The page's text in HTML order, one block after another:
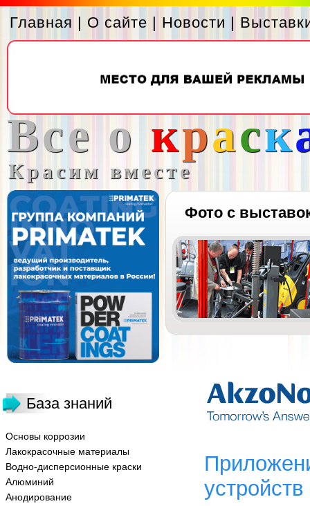
Главная | О сайте | Новости |
Все о краск
Красим вместе
Фото с
База знаний
Основы коррозии
Лакокрасочные материалы
Водно-дисперсионные краски
Алюминий
Анодирование
устройств